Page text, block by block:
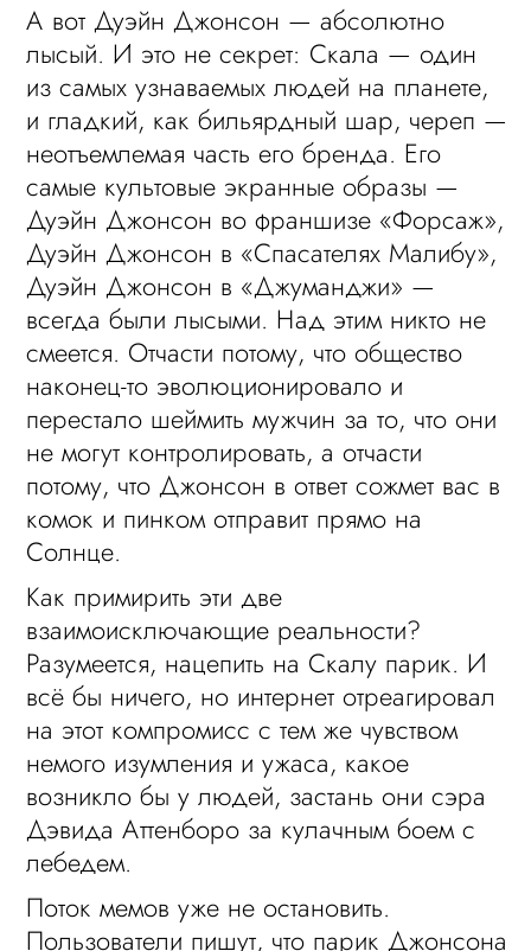
А вот Дуэйн Джонсон — абсолютно
лысый. И это не секрет: Скала — один
из самых узнаваемых людей на планете,
и гладкий, как бильярдный шар, череп —
неотъемлемая часть его бренда. Его
самые культовые экранные образы —
Дуэйн Джонсон во франшизе «Форсаж»,
Дуэйн Джонсон в «Спасателях Малибу»,
Дуэйн Джонсон в «Джуманджи» —
всегда были лысыми. Над этим никто не
смеется. Отчасти потому, что общество
наконец-то эволюционировало и
перестало шеймить мужчин за то, что они
не могут контролировать, а отчасти
потому, что Джонсон в ответ сожмет вас в
комок и пинком отправит прямо на
Солнце.
Как примирить эти две
взаимоисключающие реальности?
Разумеется, нацепить на Скалу парик. И
всё бы ничего, но интернет отреагировал
на этот компромисс с тем же чувством
немого изумления и ужаса, какое
возникло бы у людей, застань они сэра
Дэвида Аттенборо за кулачным боем с
лебедем.
Поток мемов уже не остановить.
Пользователи пишут, что парик Джонсона